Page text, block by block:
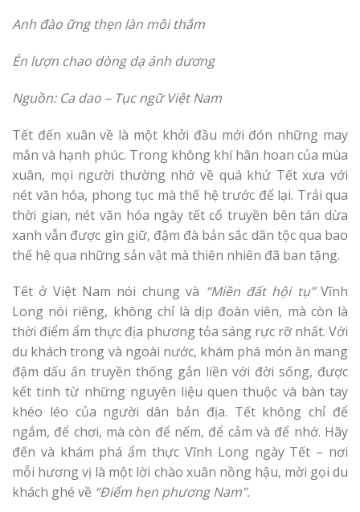
Anh đào ững thẹn làn môi thắm
Én lượn chao dòng dạ ánh dương
Nguồn: Ca dao – Tục ngữ Việt Nam
Tết đến xuân về là một khởi đầu mới đón những may
mắn và hạnh phúc. Trong không khí hân hoan của mùa
xuân, mọi người thường nhớ về quá khứ Tết xưa với
nét văn hóa, phong tục mà thế hệ trước để lại. Trải qua
thời gian, nét văn hóa ngày tết cổ truyền bên tán dừa
xanh vẫn được gìn giữ, đậm đà bản sắc dân tộc qua bao
thế hệ qua những sản vật mà thiên nhiên đã ban tặng.
Tết ở Việt Nam nói chung và “Miền đất hội tụ”Vĩnh
Long nói riêng, không chỉ là dịp đoàn viên, mà còn là
thời điểm ẩm thực địa phương tỏa sáng rực rỡ nhất. Với
du khách trong và ngoài nước, khám phá món ăn mang
đậm dấu ấn truyền thống gắn liền với đời sống, được
kết tinh từ những nguyên liệu quen thuộc và bàn tay
khéo léo của người dân bản địa. Tết không chỉ để
ngắm, để chơi, mà còn để nếm, để cảm và để nhớ. Hãy
đến và khám phá ẩm thực Vĩnh Long ngày Tết – nơi
mỗi hương vị là một lời chào xuân nồng hậu, mời gọi du
khách ghé về “Điểm hẹn phương Nam”.